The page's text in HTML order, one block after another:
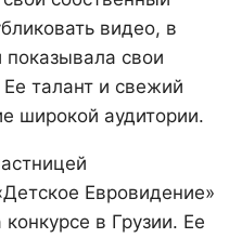
видео, в
показывала свои
талант и свежий
широкой аудитории.
Евровидение»
в Грузии. Ее